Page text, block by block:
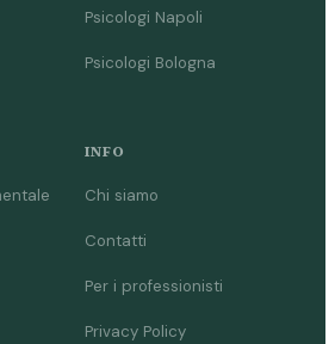
Psicologi Napoli
Psicologi Bologna
INFO
Chi siamo
Contatti
Per i professionisti
Privacy Policy